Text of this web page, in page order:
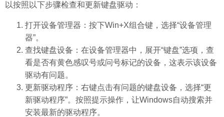
以按照以下步骤检查和更新键盘驱动：
打开设备管理器：按下Win+X组合键，选择“设备管理
器”。
查找键盘设备：在设备管理器中，展开“键盘”选项，查
看是否有黄色感叹号或问号标记的设备，这表示该设备
驱动有问题。
更新驱动程序：右键点击有问题的键盘设备，选择“更
新驱动程序”。按照提示操作，让Windows自动搜索并
安装最新的驱动程序。